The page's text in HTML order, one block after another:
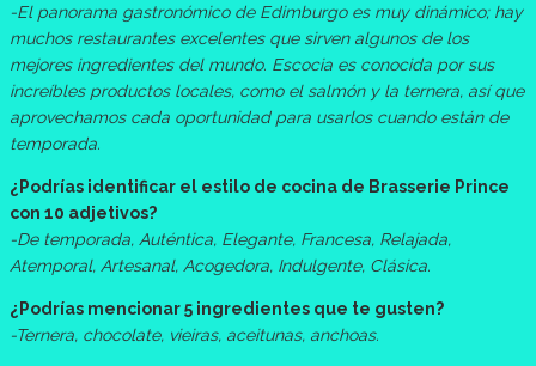
-El panorama gastronómico de Edimburgo es muy dinámico; hay
muchos restaurantes excelentes que sirven algunos de los
mejores ingredientes del mundo. Escocia es conocida por sus
increíbles productos locales, como el salmón y la ternera, así que
aprovechamos cada oportunidad para usarlos cuando están de
temporada.
¿Podrías identificar el estilo de cocina de Brasserie Prince
con 10 adjetivos?
-De temporada, Auténtica, Elegante, Francesa, Relajada,
Atemporal, Artesanal, Acogedora, Indulgente, Clásica.
¿Podrías mencionar 5 ingredientes que te gusten?
-Ternera, chocolate, vieiras, aceitunas, anchoas.